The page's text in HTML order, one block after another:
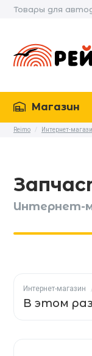
Товары для
Магазин
Reimo / Интернет-
Интернет-
Интернет-магазин
В этом